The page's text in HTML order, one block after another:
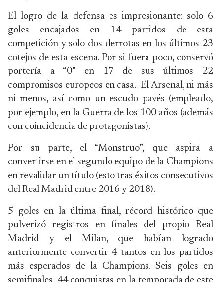
El logro de la defensa es impresionante: solo 6
goles encajados en 14 partidos de esta
competición y solo dos derrotas en los últimos 23
cotejos de esta escena. Por si fuera poco, conservó
portería a “0” en 17 de sus últimos 22
compromisos europeos en casa. El Arsenal, ni más
ni menos, así como un escudo pavés (empleado,
por ejemplo, en la Guerra de los 100 años (además
con coincidencia de protagonistas).
Por su parte, el “Monstruo”, que aspira a
convertirse en el segundo equipo de la Champions
en revalidar un título (esto tras éxitos consecutivos
del Real Madrid entre 2016 y 2018).
5 goles en la última final, récord histórico que
pulverizó registros en finales del propio Real
Madrid y el Milan, que habían logrado
anteriormente convertir 4 tantos en los partidos
más esperados de la Champions. Seis goles en
semifinales, 44 conquistas en la temporada de este